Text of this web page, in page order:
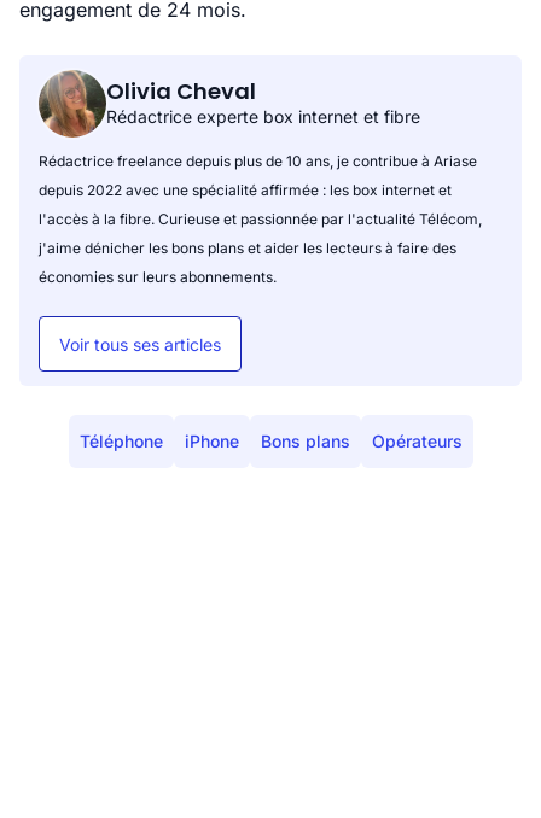
engagement de 24 mois.
Olivia Cheval
Rédactrice experte box internet et fibre
Rédactrice freelance depuis plus de 10 ans, je contribue à Ariase
depuis 2022 avec une spécialité affirmée : les box internet et
l'accès à la fibre. Curieuse et passionnée par l'actualité Télécom,
j'aime dénicher les bons plans et aider les lecteurs à faire des
économies sur leurs abonnements.
Voir tous ses articles
Téléphone iPhone Bons plans Opérateurs